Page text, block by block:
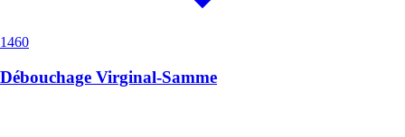
1460
Débouchage Virginal-Samme